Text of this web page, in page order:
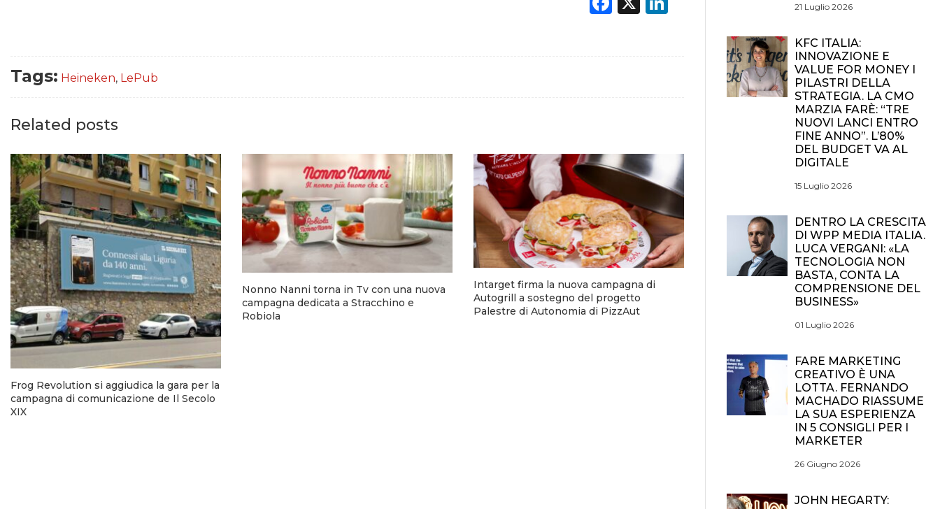
Tags: Heineken, LePub
Related posts
Frog Revolution si aggiudica la gara per la
campagna di comunicazione de Il Secolo
XIX
Nonno Nanni torna in Tv con una nuova
campagna dedicata a Stracchino e
Robiola
Intarget firma la nuova campagna di
Autogrill a sostegno del progetto
Palestre di Autonomia di PizzAut
21 Luglio 2026
KFC ITALIA:
INNOVAZIONE E
VALUE FOR MONEY I
PILASTRI DELLA
STRATEGIA. LA CMO
MARZIA FARÈ: “TRE
NUOVI LANCI ENTRO
FINE ANNO”. L’80%
DEL BUDGET VA AL
DIGITALE
15 Luglio 2026
DENTRO LA CRESCITA
DI WPP MEDIA ITALIA.
LUCA VERGANI: «LA
TECNOLOGIA NON
BASTA, CONTA LA
COMPRENSIONE DEL
BUSINESS»
01 Luglio 2026
FARE MARKETING
CREATIVO È UNA
LOTTA. FERNANDO
MACHADO RIASSUME
LA SUA ESPERIENZA
IN 5 CONSIGLI PER I
MARKETER
26 Giugno 2026
JOHN HEGARTY: